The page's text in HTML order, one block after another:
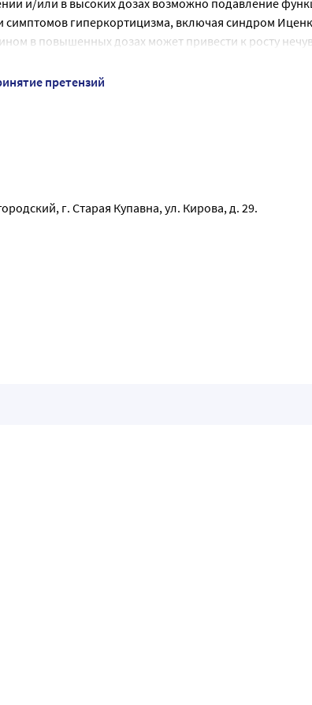
и/или в высоких дозах возможно подавление
симптомов гиперкортицизма, включая синдром
в повышенных дозах может привести к росту
средствами
претензий
г. Старая Купавна, ул. Кирова, д. 29.